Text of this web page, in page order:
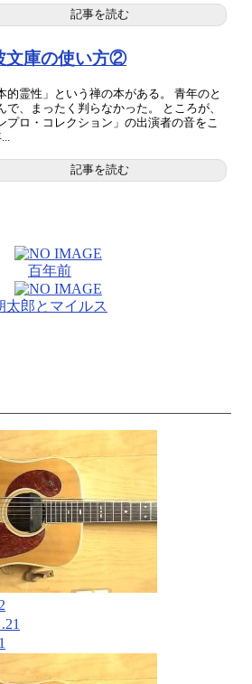
記事を読む
文庫の使い方②
的霊性」という禅の本がある。 青年のと
で、まったく判らなかった。 ところが、
プロ・コレクション」の出演者の音をこ
記事を読む
百年前
太郎とマイルス